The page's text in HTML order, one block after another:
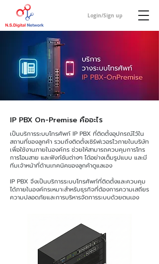
Login/Sign up
IP PBX On-Premise คืออะไร
เป็นบริการระบบโทรศัพท์ IP PBX ที่ติดตั้งอุปกรณ์ไว้ใน
สถานที่ของลูกค้า รวมถึงติดตั้งเซิร์ฟเวอรไวภายในบริษัท
เพื่อใช้งานภายในองค์กร ช่วยให้สามารถควบคุมการโทร
การโอนสาย และฟังก์ชันต่างๆ ได้อย่างเต็มรูปแบบ และมี
ทีมเจ้าหน้าที่ด้านเทคนิคของลูกค้าดูแลเอง
IP PBX จึงเป็นบริการระบบโทรศัพท์ที่ติดตั้งและควบคุม
ได้ภายในองค์กรเหมาะสำหรับธุรกิจที่ต้องการความเสถียร
ความปลอดภัยและการบริหารจัดการระบบด้วยตนเอง